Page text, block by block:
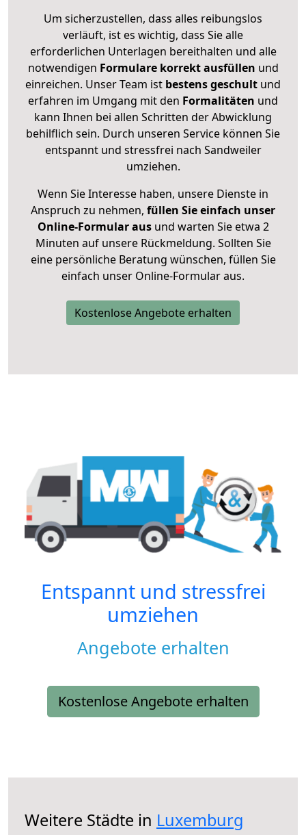
Um sicherzustellen, dass alles reibungslos
verläuft, ist es wichtig, dass Sie alle
erforderlichen Unterlagen bereithalten und alle
notwendigen Formulare korrekt ausfüllen und
einreichen. Unser Team ist bestens geschult und
erfahren im Umgang mit den Formalitäten und
kann Ihnen bei allen Schritten der Abwicklung
behilflich sein. Durch unseren Service können Sie
entspannt und stressfrei nach Sandweiler
umziehen.
Wenn Sie Interesse haben, unsere Dienste in
Anspruch zu nehmen, füllen Sie einfach unser
Online-Formular ausund warten Sie etwa 2
Minuten auf unsere Rückmeldung. Sollten Sie
eine persönliche Beratung wünschen, füllen Sie
einfach unser Online-Formular aus.
Kostenlose Angebote erhalten
Entspannt und stressfrei
umziehen
Angebote erhalten
Kostenlose Angebote erhalten
Weitere Städte in Luxemburg